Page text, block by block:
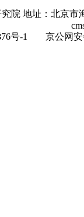
院 地址：北京市
号-1
京公网安